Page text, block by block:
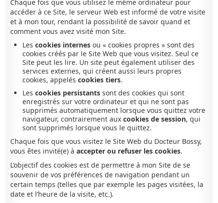
Chaque fois que vous utilisez le même ordinateur pour
accéder à ce Site, le serveur Web est informé de votre visite
et à mon tour, rendant la possibilité de savoir quand et
comment vous avez visité mon Site.
Lescookies internes ou « cookies propres » sont des
cookies créés par le Site Web que vous visitez. Seul ce
Site peut les lire. Un site peut également utiliser des
services externes, qui créent aussi leurs propres
cookies, appeléscookies tiers.
Lescookies persistants sont des cookies qui sont
enregistrés sur votre ordinateur et qui ne sont pas
supprimés automatiquement lorsque vous quittez votre
navigateur, contrairement auxcookies de session, qui
sont supprimés lorsque vous le quittez.
Chaque fois que vous visitez le Site Web du Docteur Bossy,
vous êtes invité(e) àaccepter ou refuser les cookies.
L’objectif des cookies est de permettre à mon Site de se
souvenir de vos préférences de navigation pendant un
certain temps (telles que par exemple les pages visitées, la
date et l’heure de la visite, etc.).